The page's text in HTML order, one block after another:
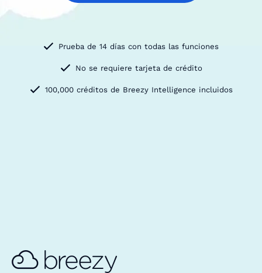
Prueba de 14 días con todas las funciones
No se requiere tarjeta de crédito
100,000 créditos de Breezy Intelligence incluidos